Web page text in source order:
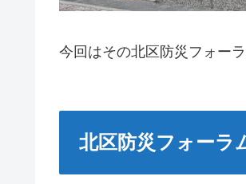
今回はその北区防災フォーラ
北区防災フォーラ